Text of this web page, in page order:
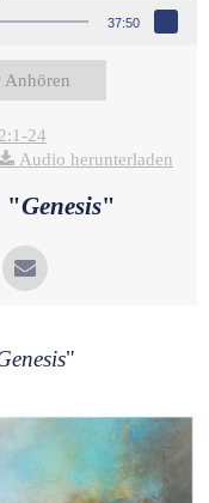
37:50
Anhören
24
Audio herunterladen
"Genesis"
"